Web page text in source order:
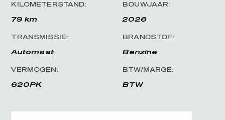
KILOMETERSTAND:
79 km
BOUWJAAR:
2026
TRANSMISSIE:
Automaat
BRANDSTOF:
Benzine
VERMOGEN:
620PK
BTW/MARGE:
BTW